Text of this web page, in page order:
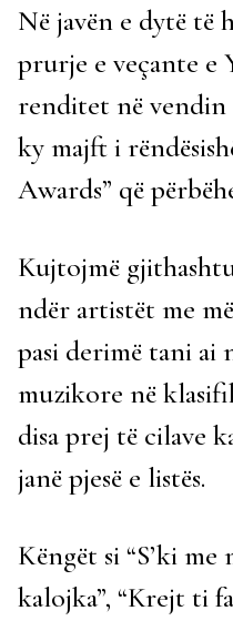
Në javën e dytë të
prurje e veçante
renditet në vendin
ky majft i
Awards” që
Kujtojmë
ndër artistët me
pasi derimë tani
muzikore në
disa prej të cilave
janë pjesë e listës.
Këngët si “S’ki me
kalojka”, “Krejt ti